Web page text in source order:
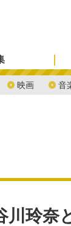
映画 音
玲奈